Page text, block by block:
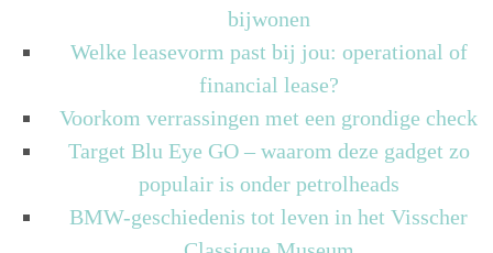
bijwonen
Welke leasevorm past bij jou: operational of
financial lease?
Voorkom verrassingen met een grondige check
Target Blu Eye GO – waarom deze gadget zo
populair is onder petrolheads
BMW-geschiedenis tot leven in het Visscher